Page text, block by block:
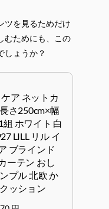
ツを見るためだけ
むためにも、この
しょうか？
ア ネットカ
さ250cm×幅
組 ホワイト 白
LILL リル イ
ブラインド
ーテン おし
プル 北欧 か
ッション